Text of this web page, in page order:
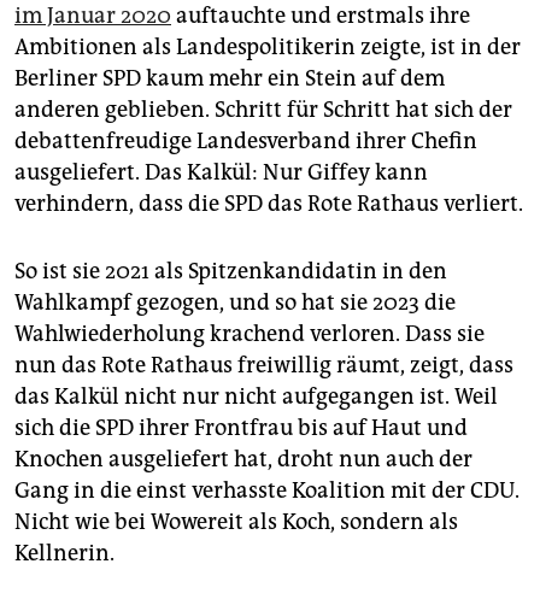
im Januar 2020 auftauchte und erstmals ihre
Ambitionen als Landespolitikerin zeigte, ist in der
Berliner SPD kaum mehr ein Stein auf dem
anderen geblieben. Schritt für Schritt hat sich der
debattenfreudige Landesverband ihrer Chefin
ausgeliefert. Das Kalkül: Nur Giffey kann
verhindern, dass die SPD das Rote Rathaus verliert.
So ist sie 2021 als Spitzenkandidatin in den
Wahlkampf gezogen, und so hat sie 2023 die
Wahlwiederholung krachend verloren. Dass sie
nun das Rote Rathaus freiwillig räumt, zeigt, dass
das Kalkül nicht nur nicht aufgegangen ist. Weil
sich die SPD ihrer Frontfrau bis auf Haut und
Knochen ausgeliefert hat, droht nun auch der
Gang in die einst verhasste Koalition mit der CDU.
Nicht wie bei Wowereit als Koch, sondern als
Kellnerin.